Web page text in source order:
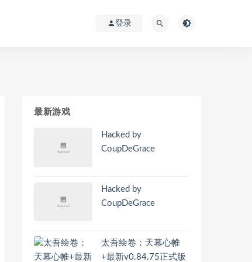
登录
最新游戏
Hacked by
CoupDeGrace
Hacked by
CoupDeGrace
太吾绘卷：天幕心帷
+最新v0.84.75正式版